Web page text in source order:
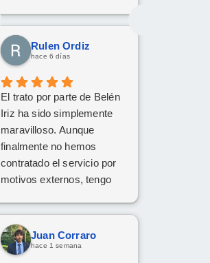
Rulen Ordiz
hace 6 días
El trato por parte de Belén
Iriz ha sido simplemente
maravilloso. Aunque
finalmente no hemos
contratado el servicio por
motivos externos, tengo
decido dar el paso, volveré
a ponerme en sus manos
sin dudarlo. Da gusto
Juan Corraro
hace 1 semana